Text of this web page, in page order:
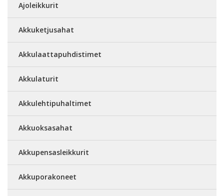
Ajoleikkurit
Akkuketjusahat
Akkulaattapuhdistimet
Akkulaturit
Akkulehtipuhaltimet
Akkuoksasahat
Akkupensasleikkurit
Akkuporakoneet